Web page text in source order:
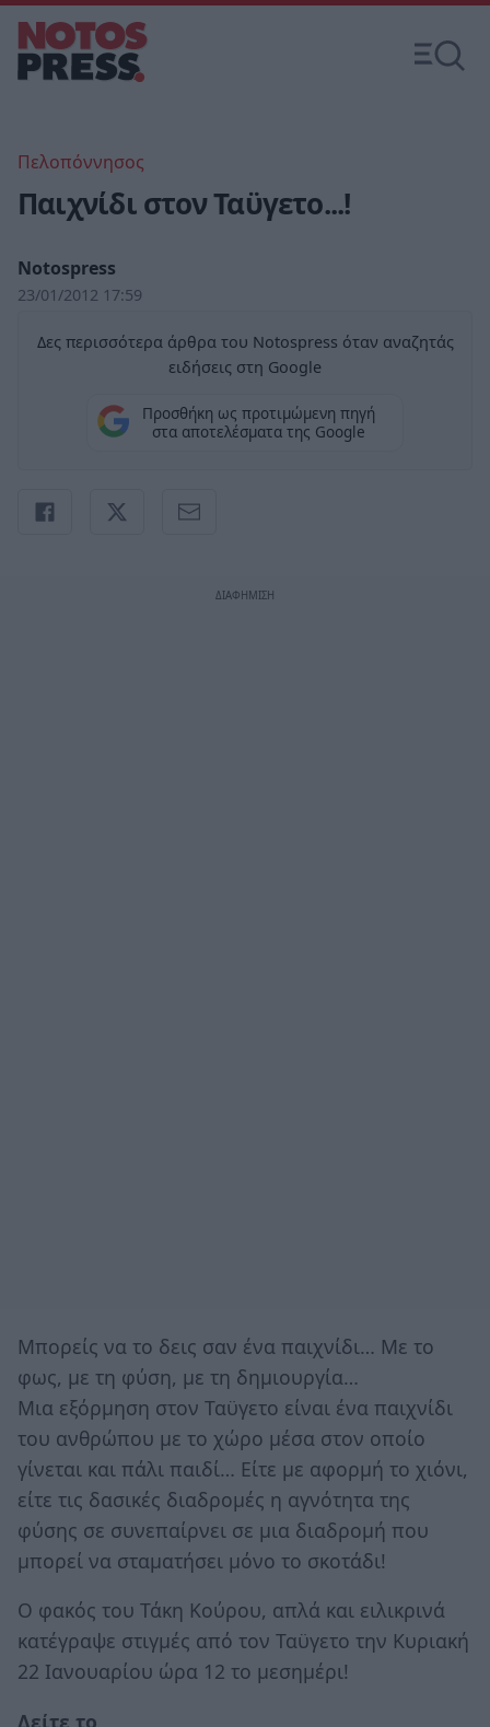
Πελοπόννησος
Παιχνίδι στον Ταϋγετο...!
Notospress
23/01/2012 17:59
Δες περισσότερα άρθρα του Notospress όταν αναζητάς
ειδήσεις στη Google
Προσθήκη ως προτιμώμενη πηγή
στα αποτελέσματα της Google
Μπορείς να το δεις σαν ένα παιχνίδι… Με το
φως, με τη φύση, με τη δημιουργία…
Μια εξόρμηση στον Ταϋγετο είναι ένα παιχνίδι
του ανθρώπου με το χώρο μέσα στον οποίο
γίνεται και πάλι παιδί… Είτε με αφορμή το χιόνι,
είτε τις δασικές διαδρομές η αγνότητα της
φύσης σε συνεπαίρνει σε μια διαδρομή που
μπορεί να σταματήσει μόνο το σκοτάδι!
Ο φακός του Τάκη Κούρου, απλά και ειλικρινά
κατέγραψε στιγμές από τον Ταϋγετο την Κυριακή
22 Ιανουαρίου ώρα 12 το μεσημέρι!
Δείτε το